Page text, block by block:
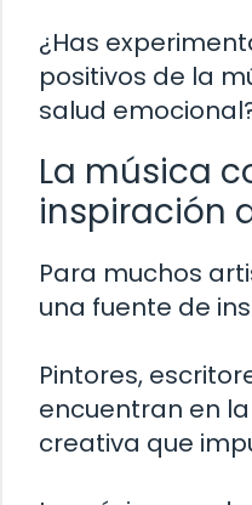
¿Has
positivos de la
salud
La música
inspiración
Para muchos
una fuente de
Pintores,
encuentran en
creativa que